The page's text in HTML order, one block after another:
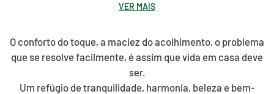
VER MAIS
O conforto do toque, a maciez do acolhimento, o problema
que se resolve facilmente, é assim que vida em casa deve
ser.
Um refúgio de tranquilidade, harmonia, beleza e bem-